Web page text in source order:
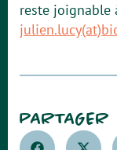
reste joignable
PARTAGER